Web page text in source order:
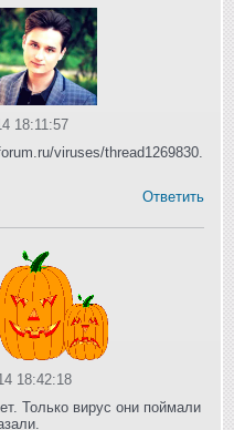
18:11:57
viruses/thread1269830.
Ответить
18:42:18
Только вирус они поймали